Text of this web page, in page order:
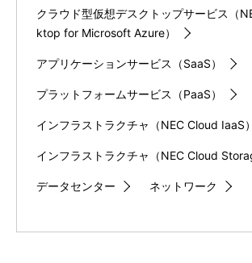
クラウド型仮想デスクトップサービス（
ktop for Microsoft Azure）
アプリケーションサービス（SaaS）
プラットフォームサービス（PaaS）
インフラストラクチャ（NEC Cloud IaaS）
インフラストラクチャ（NEC Cloud
データセンター ネットワーク